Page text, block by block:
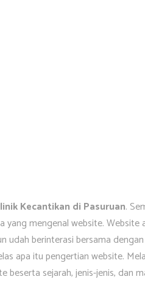
Kecantikan di Pasuruan.
yang mengenal website. Website
udah berinterasi bersama
apa itu pengertian website.
beserta sejarah, jenis-jenis, dan